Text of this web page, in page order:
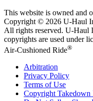
This website is owned and
Copyright © 2026 U-Haul
All rights reserved. U-Haul
copyrights are used under
Air-Cushioned Ride®
Arbitration
Privacy Policy
Terms of Use
Copyright Takedown